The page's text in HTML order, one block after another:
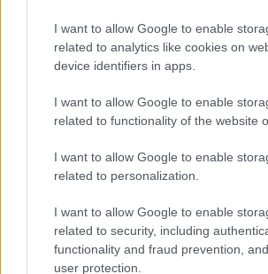
I want to allow Google to enable
related to analytics like cookies on
device identifiers in apps.
I want to allow Google to enable
related to functionality of the website
I want to allow Google to enable
related to personalization.
I want to allow Google to enable
related to security, including
functionality and fraud prevention,
user protection.
«Τα UAP είναι ανεξήγητα,
Ο πρόεδρος της υποεπιτροπής
δήλωσε ότι είναισημαντικό